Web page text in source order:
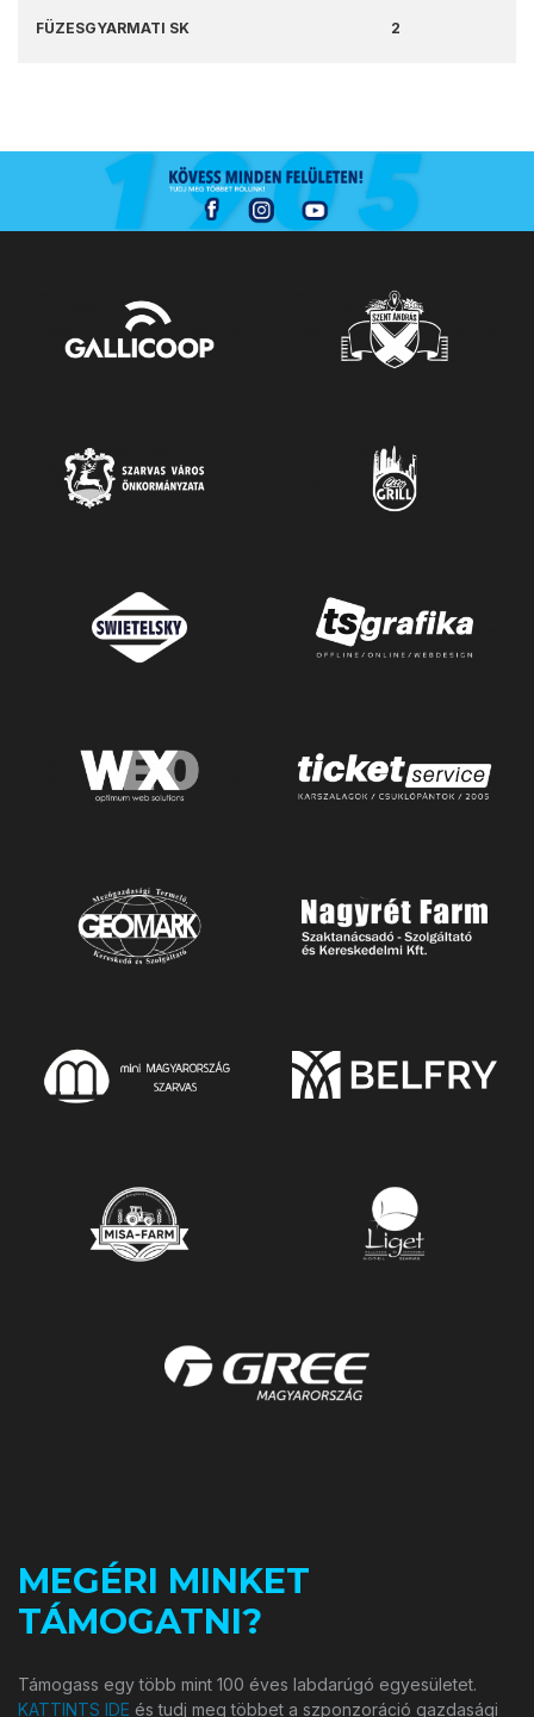
FÜZESGYARMATI SK 2
MEGÉRI MINKET
TÁMOGATNI?
Támogass egy több mint 100 éves labdarúgó egyesületet.
KATTINTS IDE és tudj meg többet a szponzoráció gazdasági